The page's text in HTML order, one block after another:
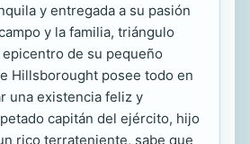
y entregada a su pasión
y la familia, triángulo
de su pequeño
Hillsborought posee todo en
una existencia feliz y
capitán del ejército, hijo
rico terrateniente, sabe que